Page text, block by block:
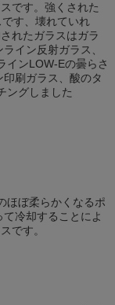
です。強くされた
す、壊れていれ
れたガラスはガラ
イン反射ガラス、
インLOW-Eの曇らさ
刷ガラス、酸のタ
ングしました
ほぼ柔らかくなるポ
冷却することによ
です。